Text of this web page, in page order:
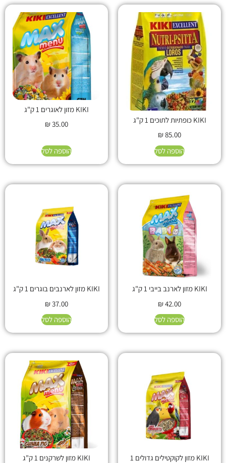
KIKI כופתיות לתוכים 1 ק"ג
₪85.00
הוספה לסל
KIKI מזון לאוגרים 1 ק"ג
₪35.00
הוספה לסל
KIKI מזון לארנב בייבי 1 ק"ג
₪42.00
הוספה לסל
KIKI מזון לארנבים בוגרים 1 ק"ג
₪37.00
הוספה לסל
KIKI מזון לקוקטילים גדולים 1
KIKI מזון לשרקנים 1 ק"ג